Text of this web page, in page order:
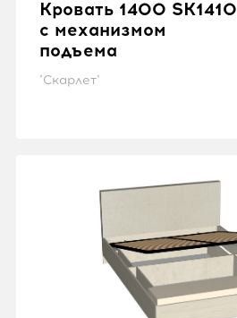
Кровать 1400 SK1410
с механизмом
подъема
"Скарлет"